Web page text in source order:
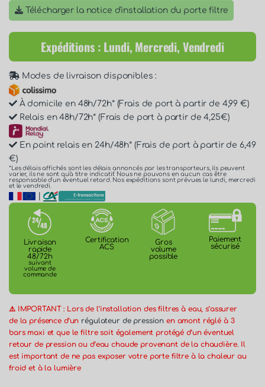
Télécharger la notice d'installation du porte filtre
Expéditions : Lundi, Mercredi, Vendredi
Modes de livraison disponibles :
À domicile en 48h/72h* (Frais de port à partir de 4,99 €)
Relais en 48h/72h* (Frais de port à partir de 4,25€)
En point relais en 24h/48h* (Frais de port à partir de 6,49
€)
*Les délais affichés sont les délais annoncés par les transporteurs, ils peuvent
varier, ils ne sont qu'à titre indicatif. Nous ne pouvons en aucun cas être
responsable d'un éventuel retard. Nos expéditions sont prévues le lundi, mercredi
et le vendredi.
Livraison
rapide
48/72h
suivant
volume de
commande
Certification
ACS
Gros
volume
possible
Paiement
sécurisé
⚠️ IMPORTANT : Lors de l’installation des filtres à eau, s’assurer
de la présence d’un régulateur de pression en amont réglé à 3
bars maxi et que le filtre soit également protégé d’un éventuel
retour de pression ou d’eau chaude provenant de la chaudière. Il
est important de ne pas exposer votre porte filtre à la chaleur au
froid et à la lumière